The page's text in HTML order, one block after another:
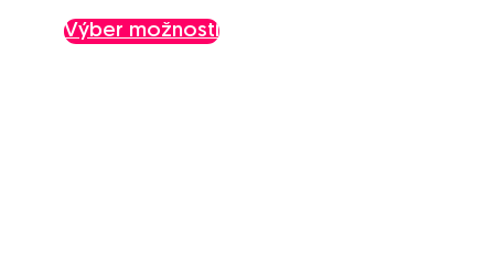
Výber možností
Tento